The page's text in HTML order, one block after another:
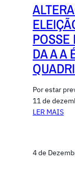
POSSE
DA A A
Por estar
11 de
LER MAIS
4 de